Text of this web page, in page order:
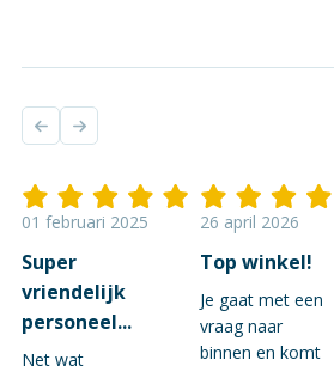
01 februari 2025
Super
vriendelijk
personeel...
Net wat
26 april 2026
Top winkel!
Je gaat met een
vraag naar
binnen en komt